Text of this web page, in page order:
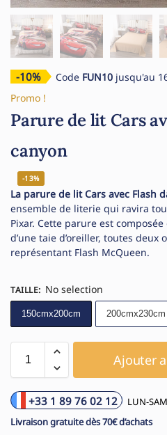
-10% Code FUN10 jusqu'au
Promo !
Parure de lit Cars
canyon
-13%
La parure de lit Cars avec Flash
ensemble de literie qui ravira
Pixar. Cette parure est
d’une taie d’oreiller, toutes deux
représentant Flash McQueen.
TAILLE: No selection
150cmx200cm 200cmx230cm
Ajouter
+33 1 89 76 02 12
LUN-
Livraison gratuite dès 70€ d’achats